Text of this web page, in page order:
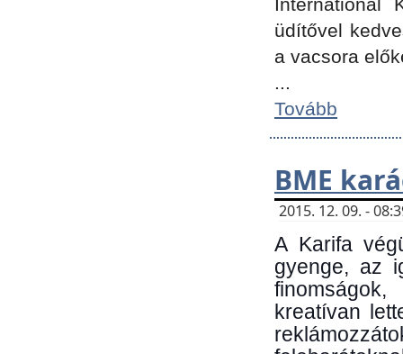
üdítővel
a vacsora
...
Tovább
BME
2015. 12. 09. -
A Karifa
gyenge, az
kreatívan